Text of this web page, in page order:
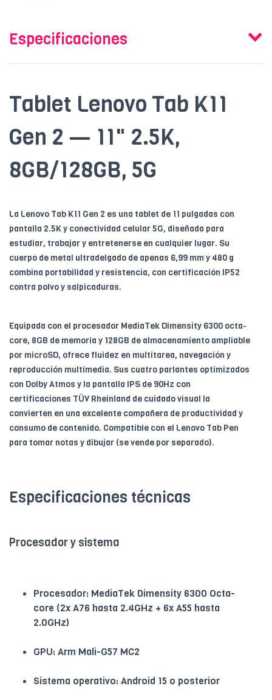
Especificaciones
Tablet Lenovo Tab K11
Gen 2 — 11" 2.5K,
8GB/128GB, 5G
La Lenovo Tab K11 Gen 2 es una tablet de 11 pulgadas con
pantalla 2.5K y conectividad celular 5G, diseñada para
estudiar, trabajar y entretenerse en cualquier lugar. Su
cuerpo de metal ultradelgado de apenas 6,99 mm y 480 g
combina portabilidad y resistencia, con certificación IP52
contra polvo y salpicaduras.
Equipada con el procesador MediaTek Dimensity 6300 octa-
core, 8GB de memoria y 128GB de almacenamiento ampliable
por microSD, ofrece fluidez en multitarea, navegación y
reproducción multimedia. Sus cuatro parlantes optimizados
con Dolby Atmos y la pantalla IPS de 90Hz con
certificaciones TÜV Rheinland de cuidado visual la
convierten en una excelente compañera de productividad y
consumo de contenido. Compatible con el Lenovo Tab Pen
para tomar notas y dibujar (se vende por separado).
Especificaciones técnicas
Procesador y sistema
Procesador: MediaTek Dimensity 6300 Octa-
core (2x A76 hasta 2.4GHz + 6x A55 hasta
2.0GHz)
GPU: Arm Mali-G57 MC2
Sistema operativo: Android 15 o posterior